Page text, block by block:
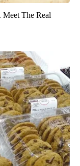
Meet The Real